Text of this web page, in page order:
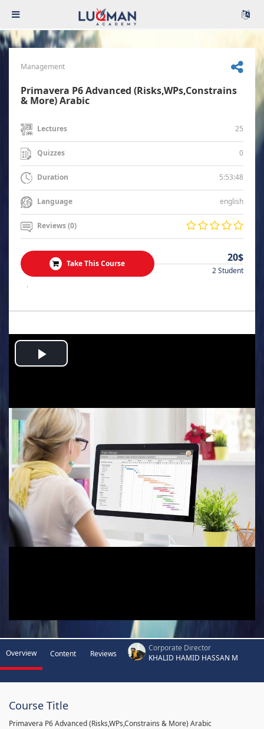
Management
Primavera P6 Advanced (Risks,WPs,Constrains
& More) Arabic
Lectures 25
Quizzes 0
Duration 5:53:48
Language english
Reviews (0)
Take This Course 20$
2 Student
.
Play
Overview Content Reviews
Corporate Director
KHALID HAMID HASSAN M
Course Title
Primavera P6 Advanced (Risks,WPs,Constrains & More) Arabic